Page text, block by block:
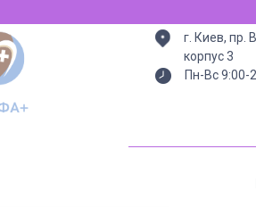
Всегда
г. Киев, пр.
корпус 3
Пн-Вс 9:00-